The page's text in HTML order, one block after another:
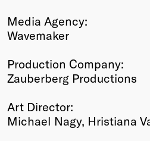
Media Agency:
Wavemaker
Production Company:
Zauberberg Productions
Art Director:
Michael Nagy, Hristiana